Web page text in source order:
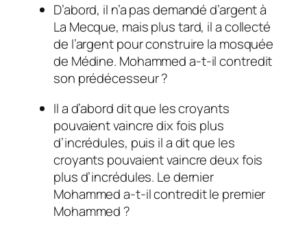
D’abord, il n’a pas demandé d’argent à
La Mecque, mais plus tard, il a collecté
de l’argent pour construire la mosquée
de Médine. Mohammed a-t-il contredit
son prédécesseur ?
Il a d’abord dit que les croyants
pouvaient vaincre dix fois plus
d’incrédules, puis il a dit que les
croyants pouvaient vaincre deux fois
plus d’incrédules. Le dernier
Mohammed a-t-il contredit le premier
Mohammed ?